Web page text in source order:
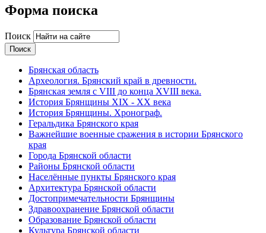
Форма поиска
Поиск
Брянская область
Археология. Брянский край в древности.
Брянская земля с VIII до конца XVIII века.
История Брянщины XIX - XX века
История Брянщины. Хронограф.
Геральдика Брянского края
Важнейшие военные сражения в истории Брянского
края
Города Брянской области
Районы Брянской области
Населённые пункты Брянского края
Архитектура Брянской области
Достопримечательности Брянщины
Здравоохранение Брянской области
Образование Брянской области
Культура Брянской области